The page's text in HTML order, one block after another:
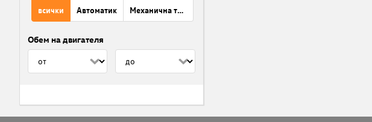
всички Автоматик Механична трансмисия
Обем на двигателя